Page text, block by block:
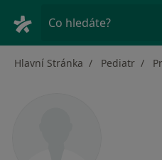
Co hledáte?
Hlavní Stránka Pediatr